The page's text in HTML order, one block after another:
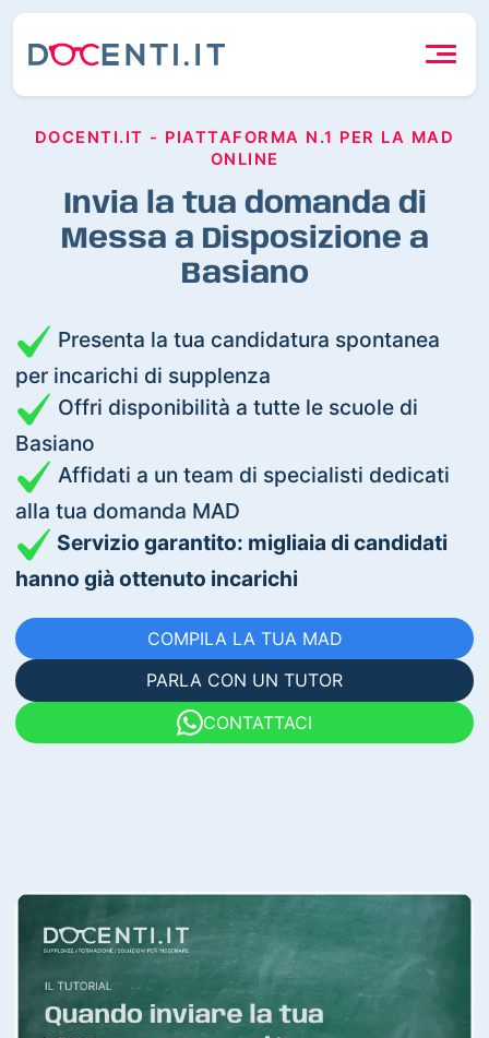
DOCENTI.IT - PIATTAFORMA N.1 PER LA MAD
ONLINE
Invia la tua domanda di
Messa a Disposizione a
Basiano
Presenta la tua candidatura spontanea
per incarichi di supplenza
Offri disponibilità a tutte le scuole di
Basiano
Affidati a un team di specialisti dedicati
alla tua domanda MAD
Servizio garantito: migliaia di candidati
hanno già ottenuto incarichi
COMPILA LA TUA MAD
PARLA CON UN TUTOR
CONTATTACI